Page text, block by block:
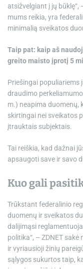
atsižvelgiant į jų būklę“,
mums reikia, yra
minimalią sveikatos
Taip pat: kaip aš
greito maisto įprotį 5
Priešingai populiariems
draudimo
m.) neapima duomenų,
skirtingai nei sveikatos
įtrauktais subjektais.
Tai reiškia, kad dažnai
apsaugoti save ir savo
Kuo gali
Trūkstant federalinio
duomenų ir sveikatos
dalijimąsi
politika“, – ZDNET
ir vyriausioji žinių
sąlygos sukurtos taip,